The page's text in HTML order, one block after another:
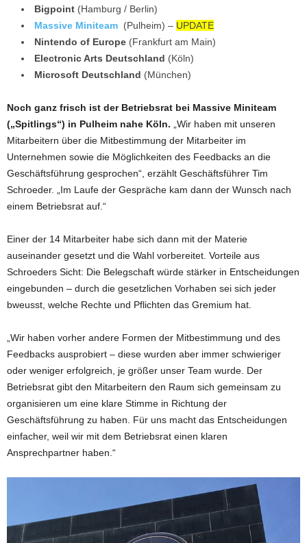
Bigpoint (Hamburg / Berlin)
Massive Miniteam (Pulheim) – UPDATE
Nintendo of Europe (Frankfurt am Main)
Electronic Arts Deutschland (Köln)
Microsoft Deutschland (München)
Noch ganz frisch ist der Betriebsrat bei Massive Miniteam
(„Spitlings“) in Pulheim nahe Köln. „Wir haben mit unseren
Mitarbeitern über die Mitbestimmung der Mitarbeiter im
Unternehmen sowie die Möglichkeiten des Feedbacks an die
Geschäftsführung gesprochen“, erzählt Geschäftsführer Tim
Schroeder. „Im Laufe der Gespräche kam dann der Wunsch nach
einem Betriebsrat auf.“
Einer der 14 Mitarbeiter habe sich dann mit der Materie
auseinander gesetzt und die Wahl vorbereitet. Vorteile aus
Schroeders Sicht: Die Belegschaft würde stärker in Entscheidungen
eingebunden – durch die gesetzlichen Vorhaben sei sich jeder
bweusst, welche Rechte und Pflichten das Gremium hat.
„Wir haben vorher andere Formen der Mitbestimmung und des
Feedbacks ausprobiert – diese wurden aber immer schwieriger
oder weniger erfolgreich, je größer unser Team wurde. Der
Betriebsrat gibt den Mitarbeitern den Raum sich gemeinsam zu
organisieren um eine klare Stimme in Richtung der
Geschäftsführung zu haben. Für uns macht das Entscheidungen
einfacher, weil wir mit dem Betriebsrat einen klaren
Ansprechpartner haben.“